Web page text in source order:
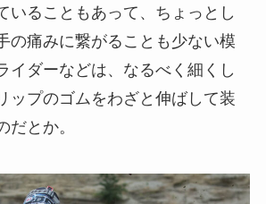
いることもあって、ちょっとし
の痛みに繋がることも少ない模
イダーなどは、なるべく細くし
ップのゴムをわざと伸ばして装
だとか。